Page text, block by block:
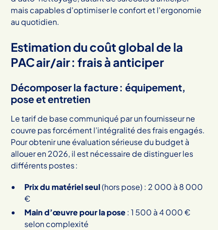
mais capables d'optimiser le confort et l'ergonomie
au quotidien.
Estimation du coût global de la
PAC air/air : frais à anticiper
Décomposer la facture : équipement,
pose et entretien
Le tarif de base communiqué par un fournisseur ne
couvre pas forcément l’intégralité des frais engagés.
Pour obtenir une évaluation sérieuse du budget à
allouer en 2026, il est nécessaire de distinguer les
différents postes :
Prix du matériel seul(hors pose) : 2 000 à 8 000
€
Main d’œuvre pour la pose: 1 500 à 4 000 €
selon complexité